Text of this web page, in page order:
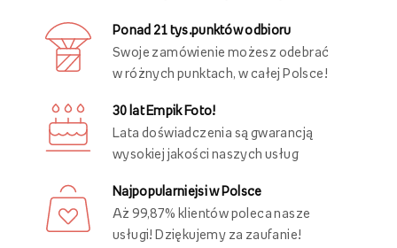
Ponad 21 tys.punktów odbioru
Swoje zamówienie możesz odebrać
w różnych punktach, w całej Polsce!
30 lat Empik Foto!
Lata doświadczenia są gwarancją
wysokiej jakości naszych usług
Najpopularniejsi w Polsce
Aż 99,87% klientów poleca nasze
usługi! Dziękujemy za zaufanie!